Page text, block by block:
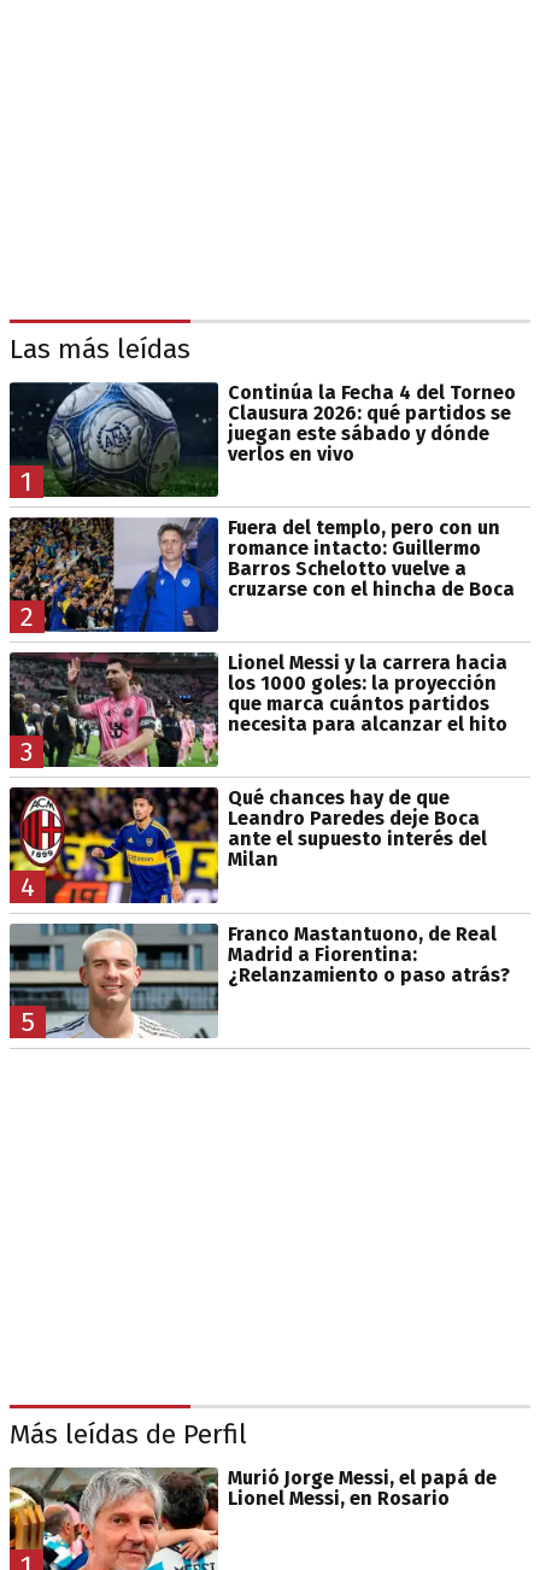
Las más leídas
1
Continúa la Fecha 4 del Torneo
Clausura 2026: qué partidos se
juegan este sábado y dónde
verlos en vivo
2
Fuera del templo, pero con un
romance intacto: Guillermo
Barros Schelotto vuelve a
cruzarse con el hincha de Boca
3
Lionel Messi y la carrera hacia
los 1000 goles: la proyección
que marca cuántos partidos
necesita para alcanzar el hito
4
Qué chances hay de que
Leandro Paredes deje Boca
ante el supuesto interés del
Milan
5
Franco Mastantuono, de Real
Madrid a Fiorentina:
¿Relanzamiento o paso atrás?
Más leídas de Perfil
Murió Jorge Messi, el papá de
Lionel Messi, en Rosario